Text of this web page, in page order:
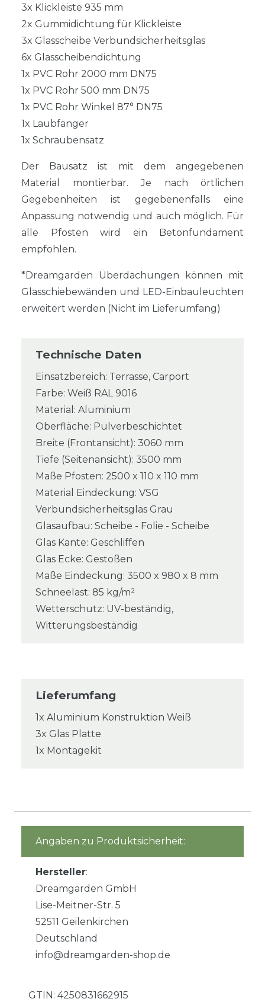
3x Klickleiste 935 mm
2x Gummidichtung für Klickleiste
3x Glasscheibe Verbundsicherheitsglas
6x Glasscheibendichtung
1x PVC Rohr 2000 mm DN75
1x PVC Rohr 500 mm DN75
1x PVC Rohr Winkel 87° DN75
1x Laubfänger
1x Schraubensatz
Der Bausatz ist mit dem angegebenen
Material montierbar. Je nach örtlichen
Gegebenheiten ist gegebenenfalls eine
Anpassung notwendig und auch möglich. Für
alle Pfosten wird ein Betonfundament
empfohlen.
*Dreamgarden Überdachungen können mit
Glasschiebewänden und LED-Einbauleuchten
erweitert werden (Nicht im Lieferumfang)
Technische Daten
Einsatzbereich: Terrasse, Carport
Farbe: Weiß RAL 9016
Material: Aluminium
Oberfläche: Pulverbeschichtet
Breite (Frontansicht): 3060 mm
Tiefe (Seitenansicht): 3500 mm
Maße Pfosten: 2500 x 110 x 110 mm
Material Eindeckung: VSG
Verbundsicherheitsglas Grau
Glasaufbau: Scheibe - Folie - Scheibe
Glas Kante: Geschliffen
Glas Ecke: Gestoßen
Maße Eindeckung: 3500 x 980 x 8 mm
Schneelast: 85 kg/m²
Wetterschutz: UV-beständig,
Witterungsbeständig
Lieferumfang
1x Aluminium Konstruktion Weiß
3x Glas Platte
1x Montagekit
Angaben zu Produktsicherheit:
Hersteller:
Dreamgarden GmbH
Lise-Meitner-Str. 5
52511 Geilenkirchen
Deutschland
info@dreamgarden-shop.de
GTIN: 4250831662915